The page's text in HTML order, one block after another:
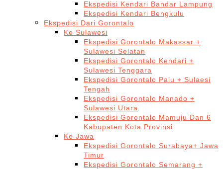
Ekspedisi Kendari Bandar Lampung
Ekspedisi Kendari Bengkulu
Ekspedisi Dari Gorontalo
Ke Sulawesi
Ekspedisi Gorontalo Makassar +
Sulawesi Selatan
Ekspedisi Gorontalo Kendari +
Sulawesi Tenggara
Ekspedisi Gorontalo Palu + Sulaesi
Tengah
Ekspedisi Gorontalo Manado +
Sulawesi Utara
Ekspedisi Gorontalo Mamuju Dan 6
Kabupaten Kota Provinsi
Ke Jawa
Ekspedisi Gorontalo Surabaya+ Jawa
Timur
Ekspedisi Gorontalo Semarang +